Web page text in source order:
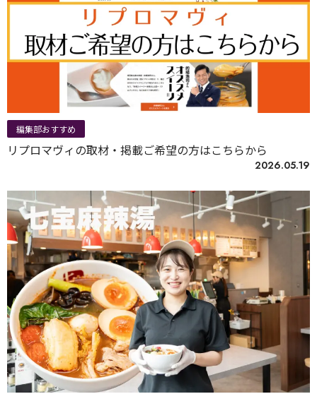
編集部おすすめ
リプロマヴィの取材・掲載ご希望の方はこちらから
2026.05.19